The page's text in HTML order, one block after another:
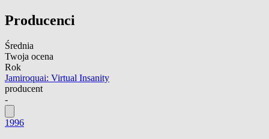
Producenci
Średnia
Twoja ocena
Rok
Jamiroquai: Virtual Insanity
producent
-
1996